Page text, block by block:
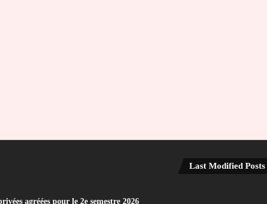
agréées pour le 2e semestre 2026
Last Modified Posts